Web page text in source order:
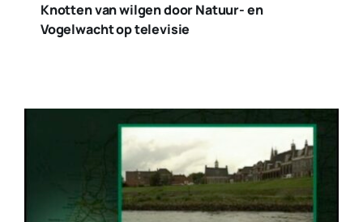
Knotten van wilgen door Natuur- en
Vogelwacht op televisie